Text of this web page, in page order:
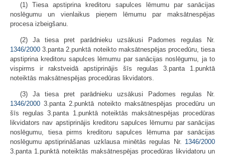
(1) Tiesa apstiprina kreditoru sapulces lēmumu par sanācijas
noslēgumu un vienlaikus pieņem lēmumu par maksātnespējas
procesa izbeigšanu.
(2) Ja tiesa pret parādnieku uzsākusi Padomes regulas Nr.
1346/2000 3.panta 2.punktā noteikto maksātnespējas procedūru, tiesa
apstiprina kreditoru sapulces lēmumu par sanācijas noslēgumu, ja to
vispirms ir rakstveidā apstiprinājis šīs regulas 3.panta 1.punktā
noteiktās maksātnespējas procedūras likvidators.
(3) Ja tiesa pret parādnieku uzsākusi Padomes regulas Nr.
1346/2000 3.panta 2.punktā noteikto maksātnespējas procedūru un
šīs regulas 3.panta 1.punktā noteiktās maksātnespējas procedūras
likvidators nav apstiprinājis kreditoru sapulces lēmumu par sanācijas
noslēgumu, tiesa pirms kreditoru sapulces lēmuma par sanācijas
noslēgumu apstiprināšanas uzklausa minētās regulas Nr. 1346/2000
3.panta 1.punktā noteiktās maksātnespējas procedūras likvidatoru un